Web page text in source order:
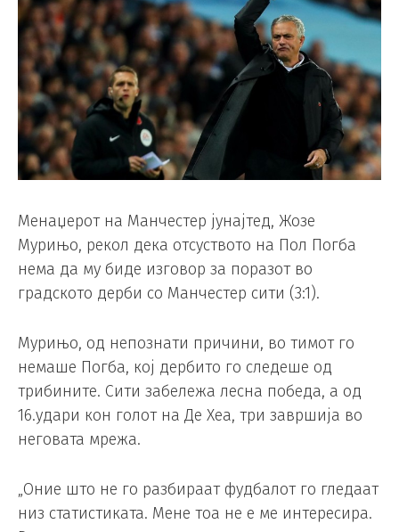
Менаџерот на Манчестер јунајтед, Жозе
Мурињо, рекол дека отсуството на Пол Погба
нема да му биде изговор за поразот во
градското дерби со Манчестер сити (3:1).
Мурињо, од непознати причини, во тимот го
немаше Погба, кој дербито го следеше од
трибините. Сити забележа лесна победа, а од
16.удари кон голот на Де Хеа, три завршија во
неговата мрежа.
„Оние што не го разбираат фудбалот го гледаат
низ статистиката. Мене тоа не е ме интересира.